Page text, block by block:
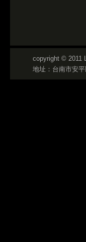
copyright © 2011
地址：台南市安